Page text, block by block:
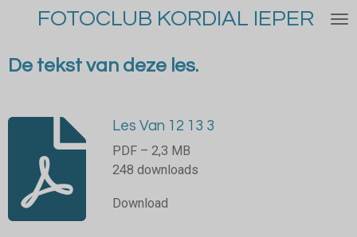
naar
de
FOTOCLUB KORDIAL IEPER
De tekst van deze les.
Les Van 12 13 3
PDF – 2,3 MB
248 downloads
Download